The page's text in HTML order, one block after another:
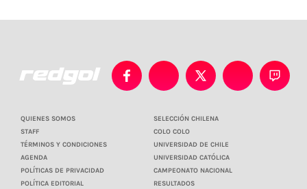
QUIENES SOMOS
STAFF
TÉRMINOS Y CONDICIONES
AGENDA
POLÍTICAS DE PRIVACIDAD
POLÍTICA EDITORIAL
SELECCIÓN CHILENA
COLO COLO
UNIVERSIDAD DE CHILE
UNIVERSIDAD CATÓLICA
CAMPEONATO NACIONAL
RESULTADOS